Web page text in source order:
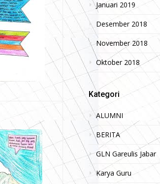
Januari 2019
Desember 2018
November 2018
Oktober 2018
Kategori
ALUMNI
BERITA
GLN Gareulis Jabar
Karya Guru